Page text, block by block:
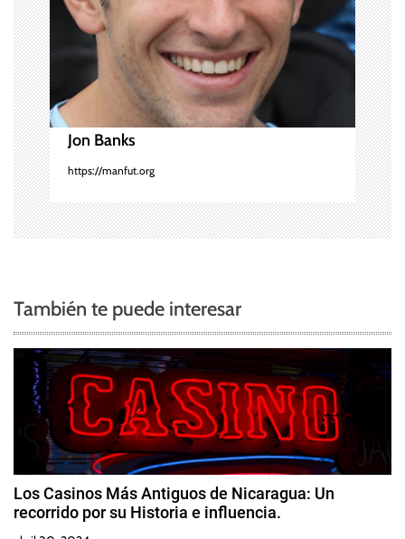
d
e
e
n
t
r
a
a
Jon Banks
https://manfut.org
También te puede interesar
Los Casinos Más Antiguos de Nicaragua: Un
recorrido por su Historia e influencia.